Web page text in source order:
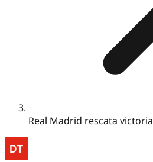
Real Madrid rescata victoria